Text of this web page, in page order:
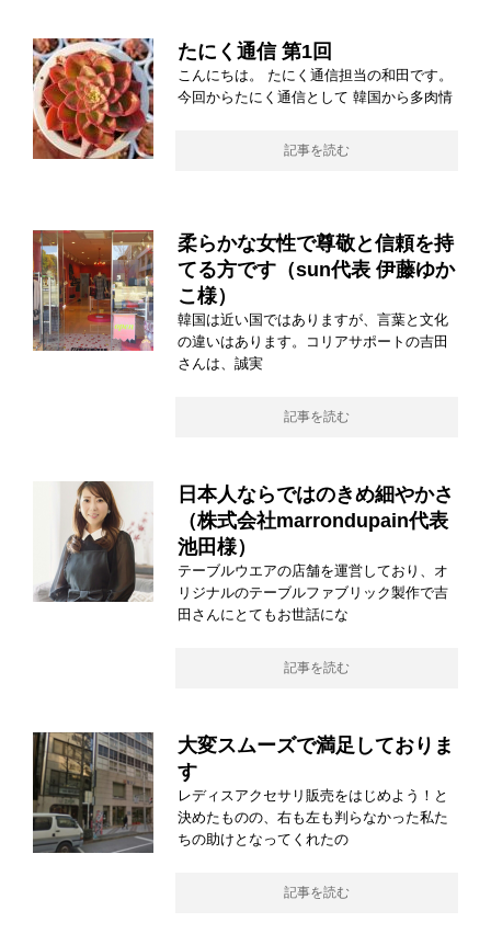
たにく通信 第1回
こんにちは。 たにく通信担当の和田です。
今回からたにく通信として 韓国から多肉情
記事を読む
柔らかな女性で尊敬と信頼を持
てる方です（sun代表 伊藤ゆか
こ様）
韓国は近い国ではありますが、言葉と文化
の違いはあります。コリアサポートの吉田
さんは、誠実
記事を読む
日本人ならではのきめ細やかさ
（株式会社marrondupain代表
池田様）
テーブルウエアの店舗を運営しており、オ
リジナルのテーブルファブリック製作で吉
田さんにとてもお世話にな
記事を読む
大変スムーズで満足しておりま
す
レディスアクセサリ販売をはじめよう！と
決めたものの、右も左も判らなかった私た
ちの助けとなってくれたの
記事を読む